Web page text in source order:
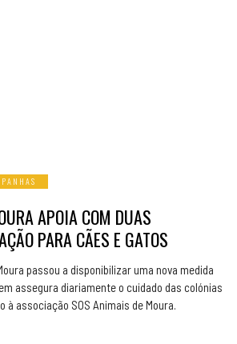
APOIA COM DUAS
PARA CÃES E GATOS
passou a disponibilizar uma nova medida
assegura diariamente o cuidado das colónias
à associação SOS Animais de Moura.